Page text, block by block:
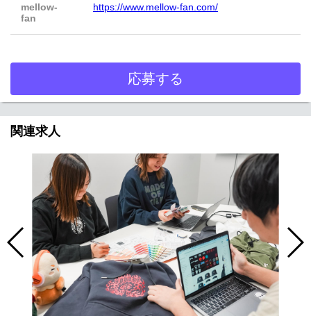
mellow-
fan
https://www.mellow-fan.com/
応募する
関連求人